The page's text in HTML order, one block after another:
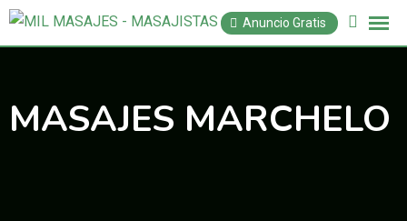
Saltar
Anuncio Gratis
MASAJES MARCHELO